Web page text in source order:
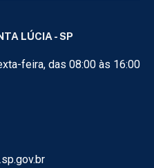
LÚCIA - SP
feira, das 08:00 às 16:00